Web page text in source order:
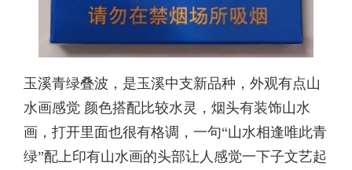
玉溪青绿叠波，是玉溪中支新品种，外观有点山
水画感觉 颜色搭配比较水灵，烟头有装饰山水
画，打开里面也很有格调，一句“山水相逢唯此青
绿”配上印有山水画的头部让人感觉一下子文艺起